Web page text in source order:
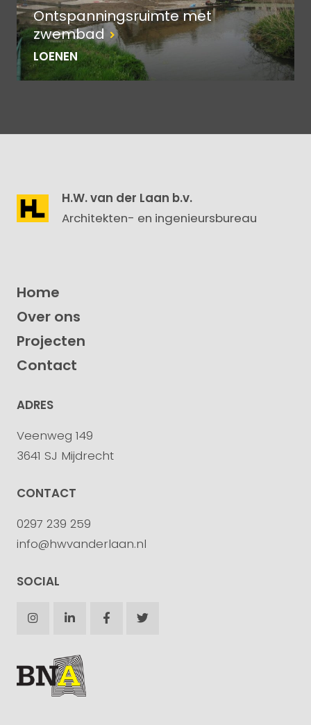
Ontspanningsruimte met
zwembad
LOENEN
H.W. van der Laan b.v.
Architekten- en ingenieursbureau
Home
Over ons
Projecten
Contact
ADRES
Veenweg 149
3641 SJ Mijdrecht
CONTACT
0297 239 259
info@hwvanderlaan.nl
SOCIAL